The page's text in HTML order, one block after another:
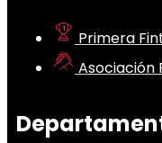
Primera
Asociación